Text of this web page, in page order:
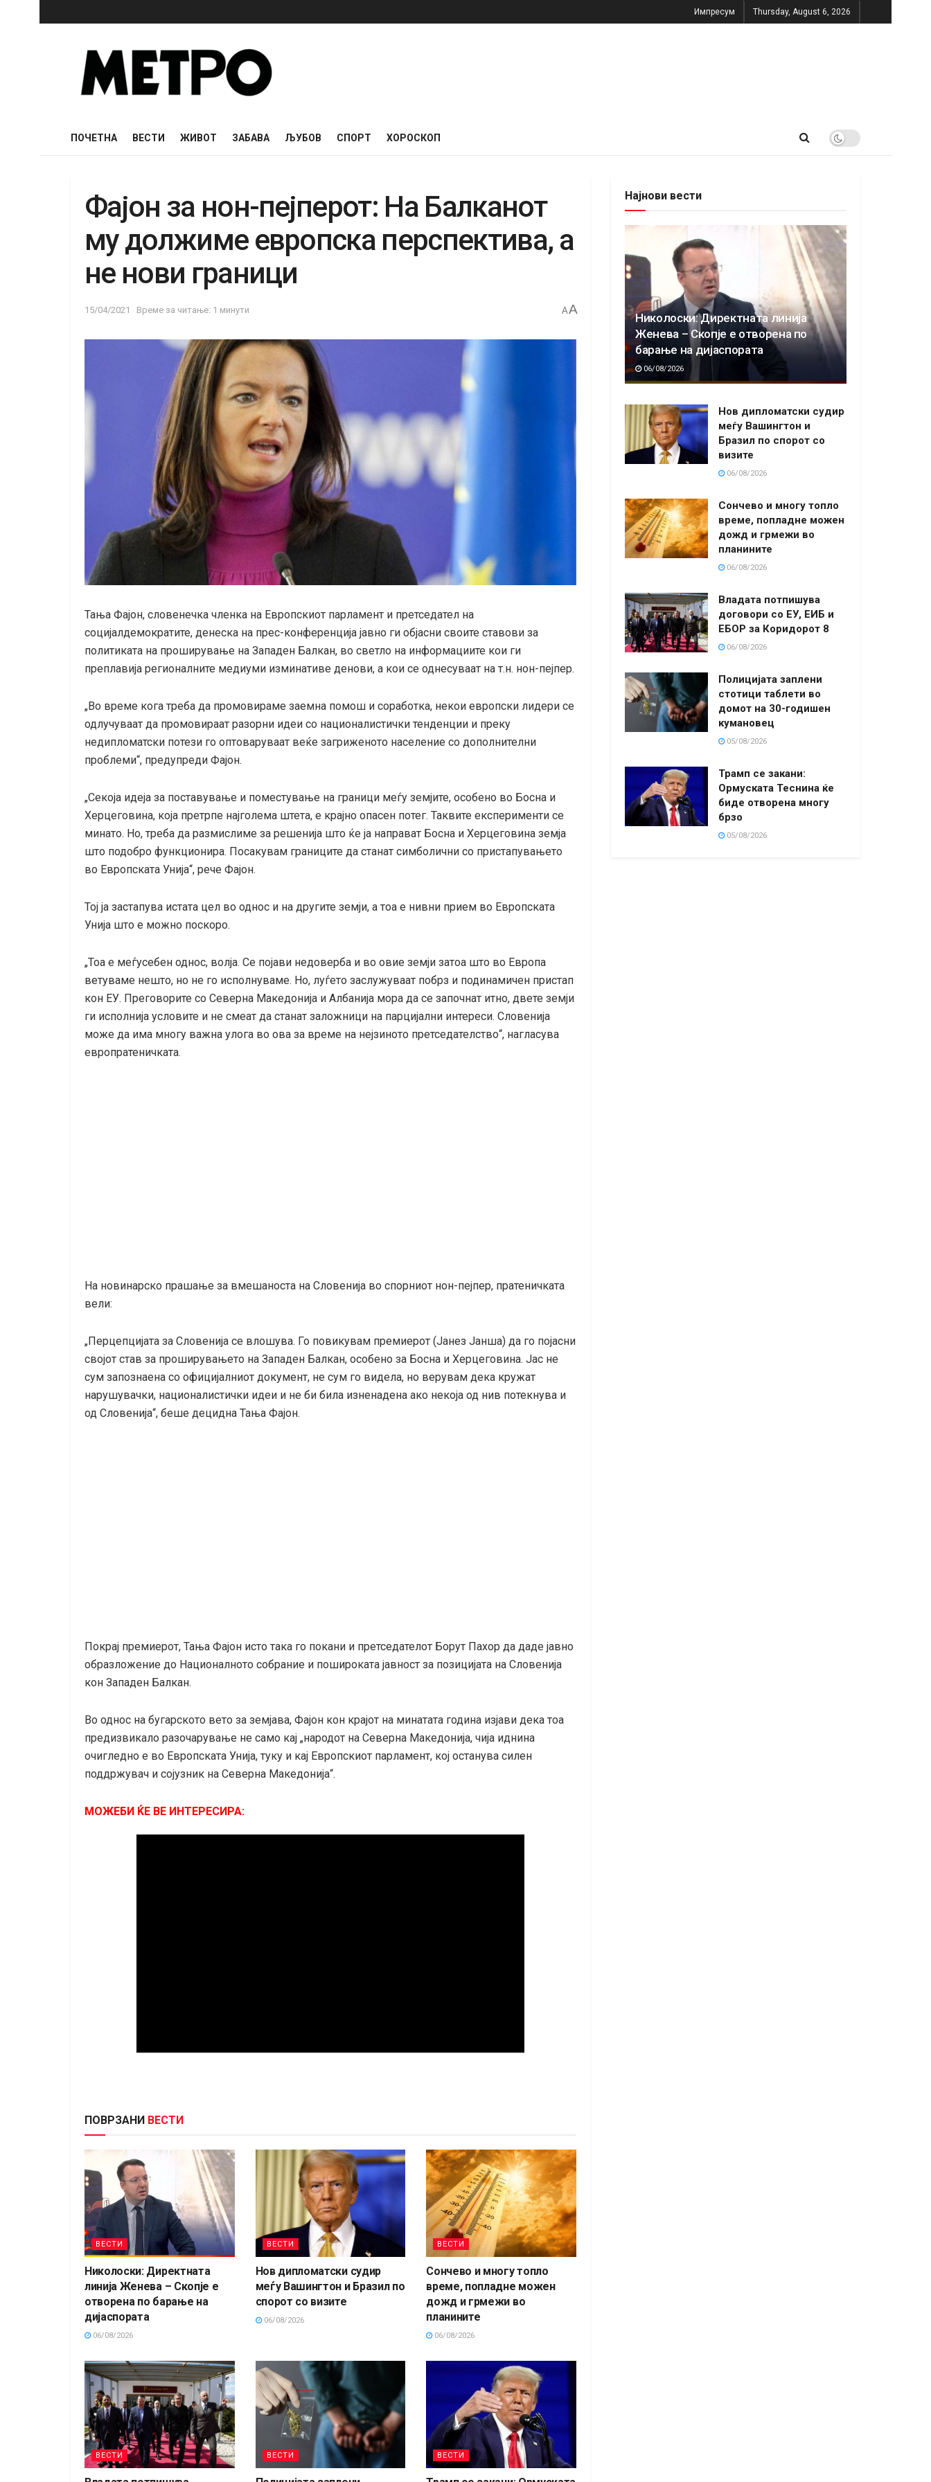
Импресум Thursday, August 6, 2026
ПОЧЕТНА ВЕСТИ ЖИВОТ ЗАБАВА ЉУБОВ СПОРТ ХОРОСКОП
Фајон за нон-пејперот: На Балканот
му должиме европска перспектива, а
не нови граници
15/04/2021 Време за читање: 1 минути AA
Тања Фајон, словенечка членка на Европскиот парламент и претседател на
социјалдемократите, денеска на прес-конференција јавно ги објасни своите ставови за
политиката на проширување на Западен Балкан, во светло на информациите кои ги
преплавија регионалните медиуми изминативе денови, а кои се однесуваат на т.н. нон-пејпер.
„Во време кога треба да промовираме заемна помош и соработка, некои европски лидери се
одлучуваат да промовираат разорни идеи со националистички тенденции и преку
недипломатски потези го оптоваруваат веќе загриженото население со дополнителни
проблеми“, предупреди Фајон.
„Секоја идеја за поставување и поместување на граници меѓу земјите, особено во Босна и
Херцеговина, која претрпе најголема штета, е крајно опасен потег. Таквите експерименти се
минато. Но, треба да размислиме за решенија што ќе ја направат Босна и Херцеговина земја
што подобро функционира. Посакувам границите да станат симболични со пристапувањето
во Европската Унија“, рече Фајон.
Тој ја застапува истата цел во однос и на другите земји, а тоа е нивни прием во Европската
Унија што е можно поскоро.
„Тоа е меѓусебен однос, волја. Се појави недоверба и во овие земји затоа што во Европа
ветуваме нешто, но не го исполнуваме. Но, луѓето заслужуваат побрз и подинамичен пристап
кон ЕУ. Преговорите со Северна Македонија и Албанија мора да се започнат итно, двете земји
ги исполнија условите и не смеат да станат заложници на парцијални интереси. Словенија
може да има многу важна улога во ова за време на нејзиното претседателство“, нагласува
европратеничката.
На новинарско прашање за вмешаноста на Словенија во спорниот нон-пејпер, пратеничката
вели:
„Перцепцијата за Словенија се влошува. Го повикувам премиерот (Јанез Јанша) да го појасни
својот став за проширувањето на Западен Балкан, особено за Босна и Херцеговина. Јас не
сум запознаена со официјалниот документ, не сум го видела, но верувам дека кружат
нарушувачки, националистички идеи и не би била изненадена ако некоја од нив потекнува и
од Словенија“, беше децидна Тања Фајон.
Покрај премиерот, Тања Фајон исто така го покани и претседателот Борут Пахор да даде јавно
образложение до Националното собрание и пошироката јавност за позицијата на Словенија
кон Западен Балкан.
Во однос на бугарското вето за земјава, Фајон кон крајот на минатата година изјави дека тоа
предизвикало разочарување не само кај „народот на Северна Македонија, чија иднина
очигледно е во Европската Унија, туку и кај Европскиот парламент, кој останува силен
поддржувач и сојузник на Северна Македонија“.
МОЖЕБИ ЌЕ ВЕ ИНТЕРЕСИРА:
ПОВРЗАНИ ВЕСТИ
ВЕСТИ
Николоски: Директната
линија Женева – Скопје е
отворена по барање на
дијаспората
06/08/2026
ВЕСТИ
Нов дипломатски судир
меѓу Вашингтон и Бразил по
спорот со визите
06/08/2026
ВЕСТИ
Сончево и многу топло
време, попладне можен
дожд и грмежи во
планините
06/08/2026
ВЕСТИ ВЕСТИ ВЕСТИ
Најнови вести
Николоски: Директната линија
Женева – Скопје е отворена по
барање на дијаспората
06/08/2026
Нов дипломатски судир
меѓу Вашингтон и
Бразил по спорот со
визите
06/08/2026
Сончево и многу топло
време, попладне можен
дожд и грмежи во
планините
06/08/2026
Владата потпишува
договори со ЕУ, ЕИБ и
ЕБОР за Коридорот 8
06/08/2026
Полицијата заплени
стотици таблети во
домот на 30-годишен
кумановец
05/08/2026
Трамп се закани:
Ормуската Теснина ќе
биде отворена многу
брзо
05/08/2026